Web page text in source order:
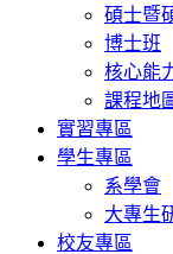
碩士暨
博士班
核心能
課程地
實習專區
學生專區
系學會
大專生
校友專區